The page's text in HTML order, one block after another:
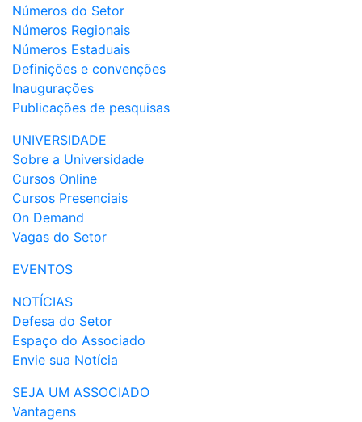
Números do Setor
Números Regionais
Números Estaduais
Definições e convenções
Inaugurações
Publicações de pesquisas
UNIVERSIDADE
Sobre a Universidade
Cursos Online
Cursos Presenciais
On Demand
Vagas do Setor
EVENTOS
NOTÍCIAS
Defesa do Setor
Espaço do Associado
Envie sua Notícia
SEJA UM ASSOCIADO
Vantagens